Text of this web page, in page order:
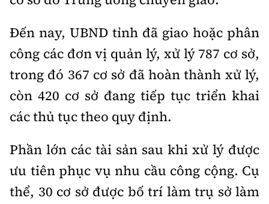
Tổng biên tập: Nguyễn Thị Hồng Nga
Phó Tổng biên tập:Nguyễn Sơn Tùng,
Nguyễn Đức Thắng, La Đức Hùng
Hotline:
0901 514 799
Quảng cáo và Phát hành:
0915 057 282
Email:
bandoc@baoxaydung.vn
Cấm sao chép dưới mọi hình thức nếu không có sự
Đến nay, UBND tỉnh đã giao hoặc phân
công các đơn vị quản lý, xử lý 787 cơ sở,
trong đó 367 cơ sở đã hoàn thành xử lý,
còn 420 cơ sở đang tiếp tục triển khai
các thủ tục theo quy định.
Phần lớn các tài sản sau khi xử lý được
ưu tiên phục vụ nhu cầu công cộng. Cụ
thể, 30 cơ sở được bố trí làm trụ sở làm